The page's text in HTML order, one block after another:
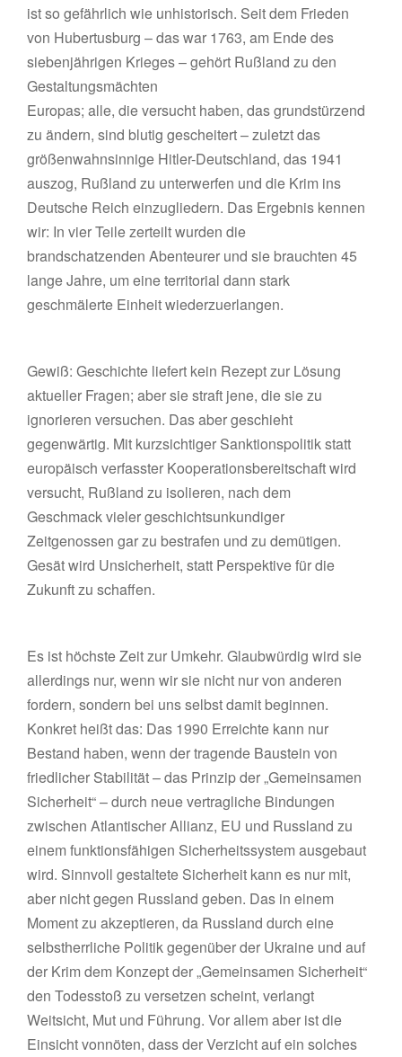
ist so gefährlich wie unhistorisch. Seit dem Frieden
von Hubertusburg – das war 1763, am Ende des
siebenjährigen Krieges – gehört Rußland zu den
Gestaltungsmächten
Europas; alle, die versucht haben, das grundstürzend
zu ändern, sind blutig gescheitert – zuletzt das
größenwahnsinnige Hitler-Deutschland, das 1941
auszog, Rußland zu unterwerfen und die Krim ins
Deutsche Reich einzugliedern. Das Ergebnis kennen
wir: In vier Teile zerteilt wurden die
brandschatzenden Abenteurer und sie brauchten 45
lange Jahre, um eine territorial dann stark
geschmälerte Einheit wiederzuerlangen.
Gewiß: Geschichte liefert kein Rezept zur Lösung
aktueller Fragen; aber sie straft jene, die sie zu
ignorieren versuchen. Das aber geschieht
gegenwärtig. Mit kurzsichtiger Sanktionspolitik statt
europäisch verfasster Kooperationsbereitschaft wird
versucht, Rußland zu isolieren, nach dem
Geschmack vieler geschichtsunkundiger
Zeitgenossen gar zu bestrafen und zu demütigen.
Gesät wird Unsicherheit, statt Perspektive für die
Zukunft zu schaffen.
Es ist höchste Zeit zur Umkehr. Glaubwürdig wird sie
allerdings nur, wenn wir sie nicht nur von anderen
fordern, sondern bei uns selbst damit beginnen.
Konkret heißt das: Das 1990 Erreichte kann nur
Bestand haben, wenn der tragende Baustein von
friedlicher Stabilität – das Prinzip der „Gemeinsamen
Sicherheit“ – durch neue vertragliche Bindungen
zwischen Atlantischer Allianz, EU und Russland zu
einem funktionsfähigen Sicherheitssystem ausgebaut
wird. Sinnvoll gestaltete Sicherheit kann es nur mit,
aber nicht gegen Russland geben. Das in einem
Moment zu akzeptieren, da Russland durch eine
selbstherrliche Politik gegenüber der Ukraine und auf
der Krim dem Konzept der „Gemeinsamen Sicherheit“
den Todesstoß zu versetzen scheint, verlangt
Weitsicht, Mut und Führung. Vor allem aber ist die
Einsicht vonnöten, dass der Verzicht auf ein solches